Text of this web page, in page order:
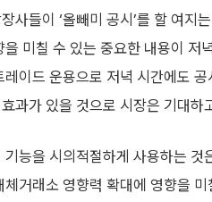
사들이 ‘올빼미 공시’를 할 여
을 미칠 수 있는 중요한 내용이 저
레이드 운용으로 저녁 시간에도
과가 있을 것으로 시장은 기대하
기능을 시의적절하게 사용하는
체거래소 영향력 확대에 영향을